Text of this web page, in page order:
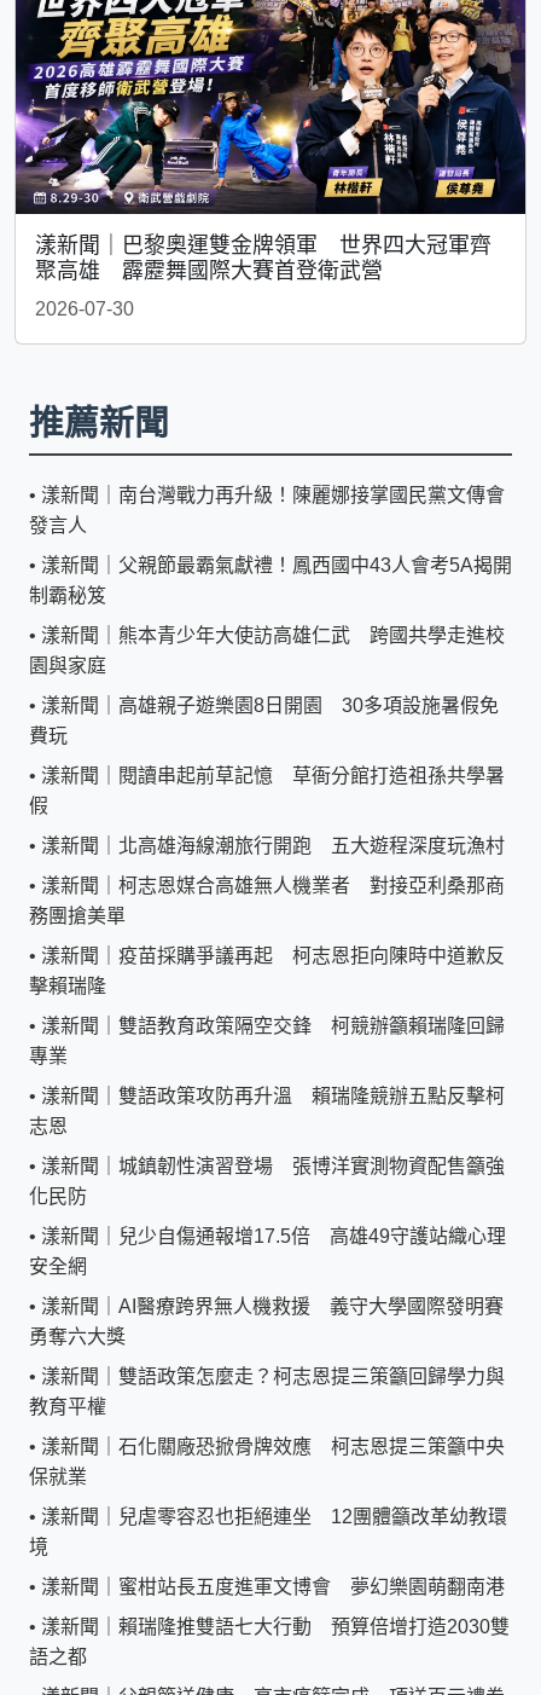
漾新聞｜巴黎奧運雙金牌領軍 世界四大冠軍齊
聚高雄 霹靂舞國際大賽首登衛武營
2026-07-30
推薦新聞
• 漾新聞｜南台灣戰力再升級！陳麗娜接掌國民黨文傳會
發言人
• 漾新聞｜父親節最霸氣獻禮！鳳西國中43人會考5A揭開
制霸秘笈
• 漾新聞｜熊本青少年大使訪高雄仁武 跨國共學走進校
園與家庭
• 漾新聞｜高雄親子遊樂園8日開園 30多項設施暑假免
費玩
• 漾新聞｜閱讀串起前草記憶 草衙分館打造祖孫共學暑
假
• 漾新聞｜北高雄海線潮旅行開跑 五大遊程深度玩漁村
• 漾新聞｜柯志恩媒合高雄無人機業者 對接亞利桑那商
務團搶美單
• 漾新聞｜疫苗採購爭議再起 柯志恩拒向陳時中道歉反
擊賴瑞隆
• 漾新聞｜雙語教育政策隔空交鋒 柯競辦籲賴瑞隆回歸
專業
• 漾新聞｜雙語政策攻防再升溫 賴瑞隆競辦五點反擊柯
志恩
• 漾新聞｜城鎮韌性演習登場 張博洋實測物資配售籲強
化民防
• 漾新聞｜兒少自傷通報增17.5倍 高雄49守護站織心理
安全網
• 漾新聞｜AI醫療跨界無人機救援 義守大學國際發明賽
勇奪六大獎
• 漾新聞｜雙語政策怎麼走？柯志恩提三策籲回歸學力與
教育平權
• 漾新聞｜石化關廠恐掀骨牌效應 柯志恩提三策籲中央
保就業
• 漾新聞｜兒虐零容忍也拒絕連坐 12團體籲改革幼教環
境
• 漾新聞｜蜜柑站長五度進軍文博會 夢幻樂園萌翻南港
• 漾新聞｜賴瑞隆推雙語七大行動 預算倍增打造2030雙
語之都